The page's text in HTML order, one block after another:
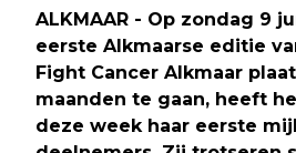
ALKMAAR - Op zondag 9
eerste Alkmaarse editie
Fight Cancer Alkmaar
maanden te gaan, heeft
deze week haar eerste